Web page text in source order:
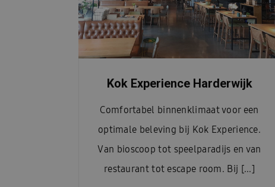
Kok Experience Harderwijk
Comfortabel binnenklimaat voor een
optimale beleving bij Kok Experience.
Van bioscoop tot speelparadijs en van
restaurant tot escape room. Bij [...]